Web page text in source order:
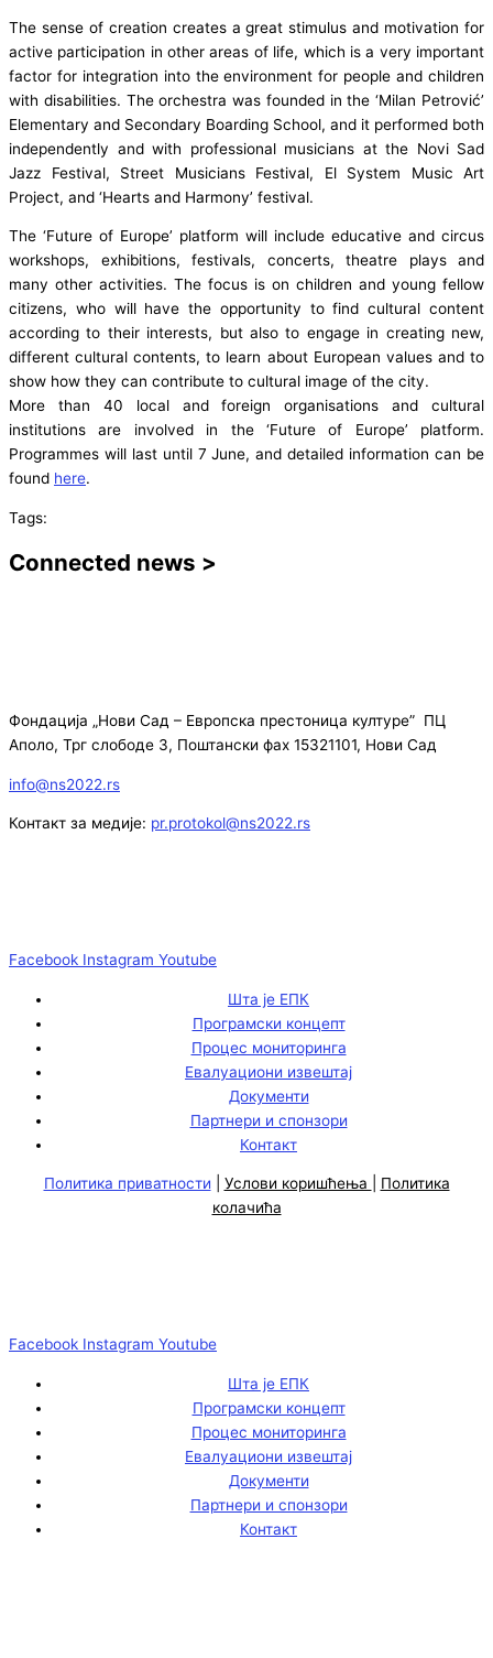
The sense of creation creates a great stimulus and motivation for
active participation in other areas of life, which is a very important
factor for integration into the environment for people and children
with disabilities. The orchestra was founded in the ‘Milan Petrović’
Elementary and Secondary Boarding School, and it performed both
independently and with professional musicians at the Novi Sad
Jazz Festival, Street Musicians Festival, El System Music Art
Project, and ‘Hearts and Harmony’ festival.
The ‘Future of Europe’ platform will include educative and circus
workshops, exhibitions, festivals, concerts, theatre plays and
many other activities. The focus is on children and young fellow
citizens, who will have the opportunity to find cultural content
according to their interests, but also to engage in creating new,
different cultural contents, to learn about European values ​​and to
show how they can contribute to cultural image of the city.
More than 40 local and foreign organisations and cultural
institutions are involved in the ‘Future of Europe’ platform.
Programmes will last until 7 June, and detailed information can be
found here.
Tags:
Connected news >
Фондација „Нови Сад – Европска престоница културе” ПЦ
Аполо, Трг слободе 3, Поштански фах 15321101, Нови Сад
info@ns2022.rs
Контакт за медије: pr.protokol@ns2022.rs
Facebook Instagram Youtube
Шта је ЕПК
Програмски концепт
Процес мониторинга
Евалуациони извештај
Документи
Партнери и спонзори
Контакт
Политика приватности Услови коришћења
Политика
колачића
Facebook Instagram Youtube
Шта је ЕПК
Програмски концепт
Процес мониторинга
Евалуациони извештај
Документи
Партнери и спонзори
Контакт